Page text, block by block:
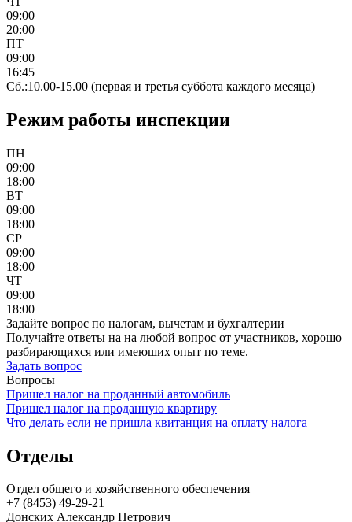
09:00
20:00
ПТ
09:00
16:45
Сб.:10.00-15.00 (первая и третья суббота каждого месяца)
Режим работы инспекции
ПН
09:00
18:00
ВТ
09:00
18:00
СР
09:00
18:00
ЧТ
09:00
18:00
Задайте вопрос по налогам, вычетам и бухгалтерии
Получайте ответы на на любой вопрос от участников, хорошо
разбирающихся или имеюших опыт по теме.
Задать вопрос
Вопросы
Пришел налог на проданный автомобиль
Пришел налог на проданную квартиру
Что делать если не пришла квитанция на оплату налога
Отделы
Отдел общего и хозяйственного обеспечения
+7 (8453) 49-29-21
Донских Александр Петрович